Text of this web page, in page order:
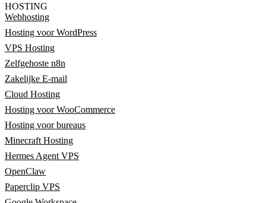
HOSTING
Webhosting
Hosting voor WordPress
VPS Hosting
Zelfgehoste n8n
Zakelijke E-mail
Cloud Hosting
Hosting voor WooCommerce
Hosting voor bureaus
Minecraft Hosting
Hermes Agent VPS
OpenClaw
Paperclip VPS